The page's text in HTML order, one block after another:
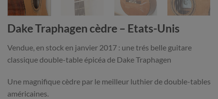
Dake Traphagen cèdre – Etats-Unis
Vendue, en stock en janvier 2017 : une trés belle guitare
classique double-table épicéa de Dake Traphagen
Une magnifique cèdre par le meilleur luthier de double-tables
américaines.